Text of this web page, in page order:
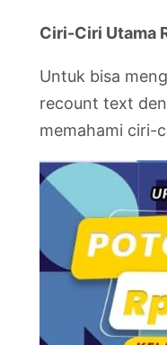
Ciri-Ciri Utama
Untuk bisa
recount text
memahami ciri-